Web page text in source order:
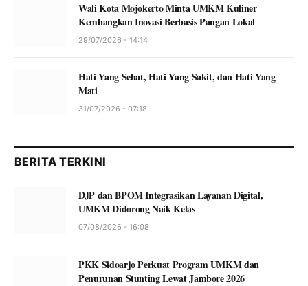
Wali Kota Mojokerto Minta UMKM Kuliner
Kembangkan Inovasi Berbasis Pangan Lokal
29/07/2026 - 14:14
Hati Yang Sehat, Hati Yang Sakit, dan Hati Yang
Mati
31/07/2026 - 07:18
BERITA TERKINI
DJP dan BPOM Integrasikan Layanan Digital,
UMKM Didorong Naik Kelas
07/08/2026 - 16:08
PKK Sidoarjo Perkuat Program UMKM dan
Penurunan Stunting Lewat Jambore 2026